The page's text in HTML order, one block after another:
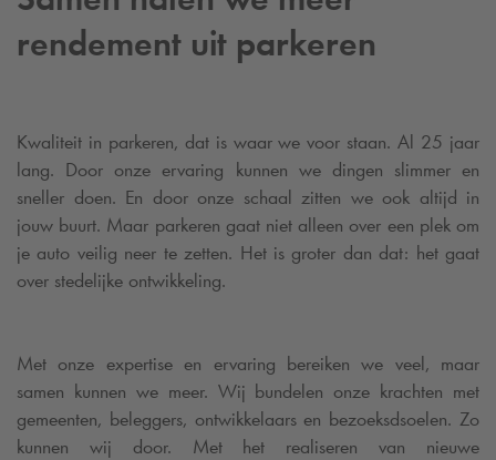
rendement uit parkeren
Kwaliteit in parkeren, dat is waar we voor staan. Al 25 jaar
lang. Door onze ervaring kunnen we dingen slimmer en
sneller doen. En door onze schaal zitten we ook altijd in
jouw buurt. Maar parkeren gaat niet alleen over een plek om
je auto veilig neer te zetten. Het is groter dan dat: het gaat
over stedelijke ontwikkeling.
Met onze expertise en ervaring bereiken we veel, maar
samen kunnen we meer. Wij bundelen onze krachten met
gemeenten, beleggers, ontwikkelaars en bezoeksdsoelen. Zo
kunnen wij door. Met het realiseren van nieuwe